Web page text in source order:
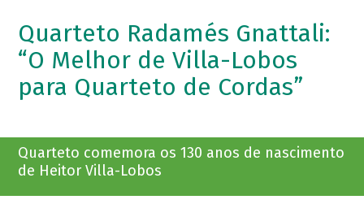
Quarteto Radamés Gnattali:
“O Melhor de Villa-Lobos
para Quarteto de Cordas”
Quarteto comemora os 130 anos de nascimento
de Heitor Villa-Lobos